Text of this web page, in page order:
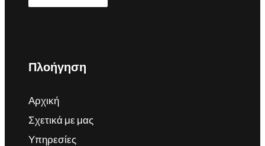
Πλοήγηση
Αρχική
Σχετικά με μας
Υπηρεσίες